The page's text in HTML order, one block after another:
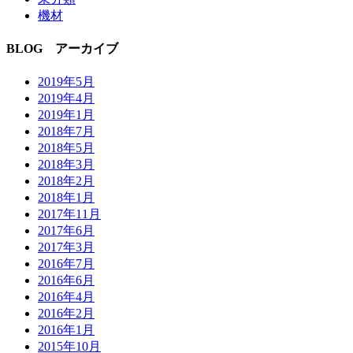
機材
BLOG アーカイブ
2019年5月
2019年4月
2019年1月
2018年7月
2018年5月
2018年3月
2018年2月
2018年1月
2017年11月
2017年6月
2017年3月
2016年7月
2016年6月
2016年4月
2016年2月
2016年1月
2015年10月